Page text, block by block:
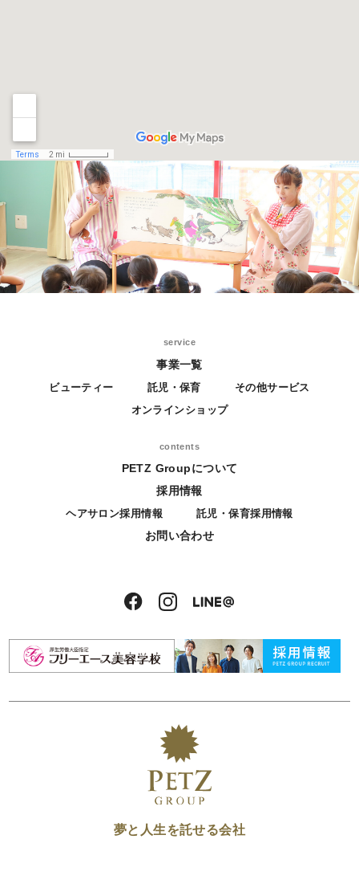
service
事業一覧
ビューティー 託児・保育
その他サービス
オンラインショップ
contents
PETZ Groupについて
採用情報
ヘアサロン採用情報 託児・保育採用情報
お問い合わせ
夢と人生を託せる会社